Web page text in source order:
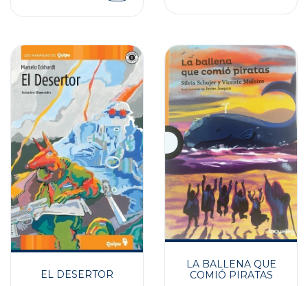
EL DESERTOR
LA BALLENA QUE
COMIÓ PIRATAS